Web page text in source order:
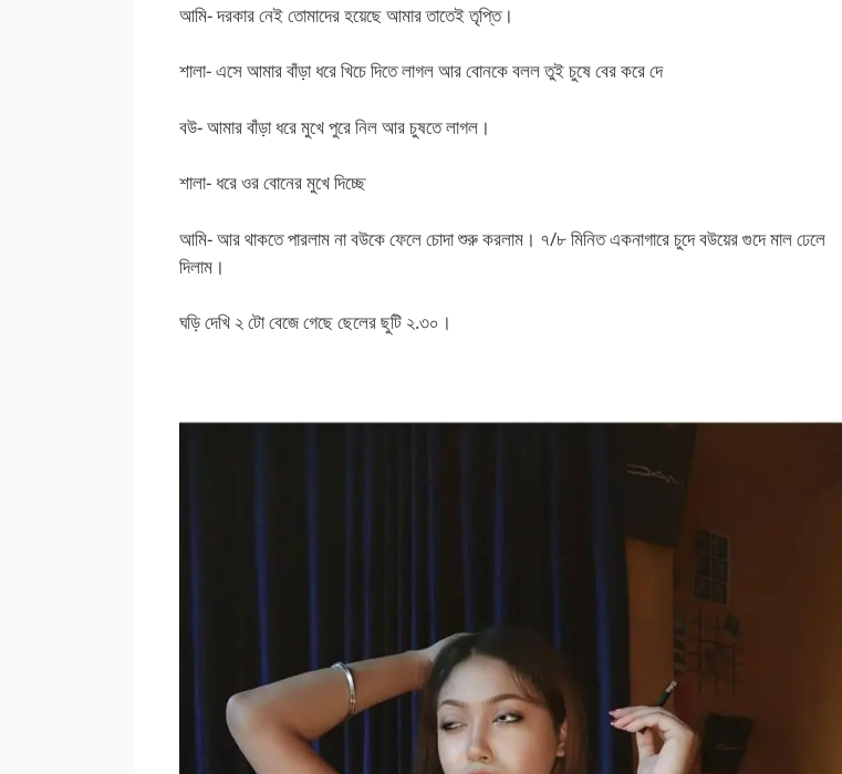
আমি- দরকার নেই তোমাদের হয়েছে আমার তাতেই তৃপ্তি।
শালা- এসে আমার বাঁড়া ধরে খিচে দিতে লাগল আর বোনকে বলল তুই চুষে বের করে দে
বউ- আমার বাঁড়া ধরে মুখে পুরে নিল আর চুষতে লাগল।
শালা- ধরে ওর বোনের মুখে দিচ্ছে
আমি- আর থাকতে পারলাম না বউকে ফেলে চোদা শুরু করলাম। ৭/৮ মিনিত একনাগারে চুদে বউয়ের গুদে মাল ঢেলে
দিলাম।
ঘড়ি দেখি ২ টো বেজে গেছে ছেলের ছুটি ২.৩০।